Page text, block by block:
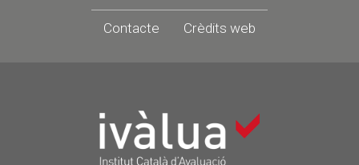
Contacte Crèdits web